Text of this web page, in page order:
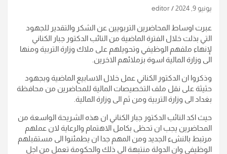
يونيو 9, 2024 editor
عبرت اوساط المحاضرين التربويين عن الشكر والتقدير للجهود
التي بذلت خلال الفترة الماضية من النائب الدكتور جبار الكناني
لإنهاء ملفهم الوظيفي وتحويلهم على ملاك وزارة التربية ومنها
الى وزارة المالية اسوة بزملائهم الاخرين.
وذكروا ان الدكتور الكناني عمل خلال الاسابيع الماضية وبجهود
حثيثة على نقل ملف التخصيصات المالية للمحاضرين من محافظة
بغداد الى وزارة التربية ومن ثم الى وزارة المالية.
حيث اكد النائب الدكتور جبار الكناني ان هذه الشريحة الواسعة من
المحاضرين يجب ان تحظى بكامل الاهتمام والرعاية لان عملهم
مرتبط بالنشء الجديد ومن المهم جدا ان يطمئنوا الى مستقبلهم
الوظيفي وان الدولة منتبهة الى ذلك والحكومة تعمل من اجل